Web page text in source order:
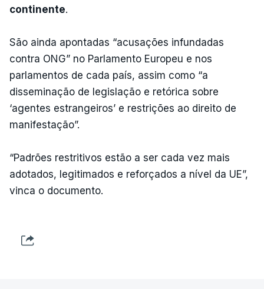
continente.
São ainda apontadas “acusações infundadas
contra ONG” no Parlamento Europeu e nos
parlamentos de cada país, assim como “a
disseminação de legislação e retórica sobre
‘agentes estrangeiros’ e restrições ao direito de
manifestação”.
“Padrões restritivos estão a ser cada vez mais
adotados, legitimados e reforçados a nível da UE”,
vinca o documento.